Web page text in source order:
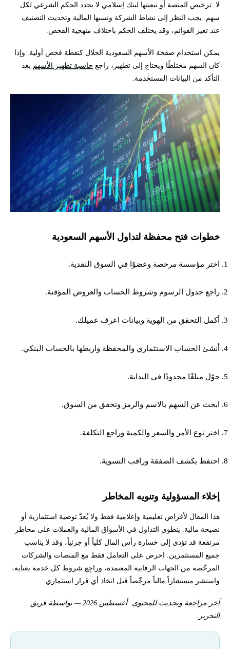
لا. ترخيص المنصة أو تبعيتها لبنك إسلامي لا يحدد الحكم الشرعي لكل
سهم. يجب النظر إلى نشاط الشركة ونسبها المالية وتحديث التصنيف
عند تغير القوائم، وقد يختلف الحكم باختلاف منهجية الفحص.
يمكن استخدام صفحة الأسهم السعودية الحلال كنقطة فحص أولية. وإذا
كان السهم مختلطًا ويحتاج إلى تطهير، راجع حاسبة تطهير الأسهم بعد
التأكد من البيانات المستخدمة.
خطوات فتح محفظة لتداول الأسهم السعودية
اختر مؤسسة مرخصة وعضوًا في السوق النقدية.
راجع جدول الرسوم وشروط الحساب والعروض المؤقتة.
أكمل التحقق من الهوية وبيانات اعرف عميلك.
أنشئ الحساب الاستثماري والمحفظة واربطها بالحساب البنكي.
حوّل مبلغًا محدودًا في البداية.
ابحث عن السهم بالاسم والرمز وتحقق من السوق.
اختر نوع الأمر والسعر والكمية وراجع التكلفة.
احتفظ بكشف الصفقة وراقب التسوية.
إخلاء المسؤولية وتنويه المخاطر
هذا المقال لأغراض تعليمية وإعلامية فقط ولا يُعدّ توصية استثمارية أو
نصيحة مالية. ينطوي التداول في الأسواق المالية والعملات على مخاطر
مرتفعة قد تؤدي إلى خسارة رأس المال كلياً أو جزئياً، وقد لا يناسب
جميع المستثمرين. احرص على التعامل فقط مع المنصات والشركات
المرخّصة من الجهات الرقابية المعتمدة، وراجِع شروط كل خدمة بعناية،
واستشر مستشاراً مالياً مرخّصاً قبل اتخاذ أي قرار استثماري.
آخر مراجعة وتحديث للمحتوى: أغسطس 2026 — بواسطة فريق
التحرير.